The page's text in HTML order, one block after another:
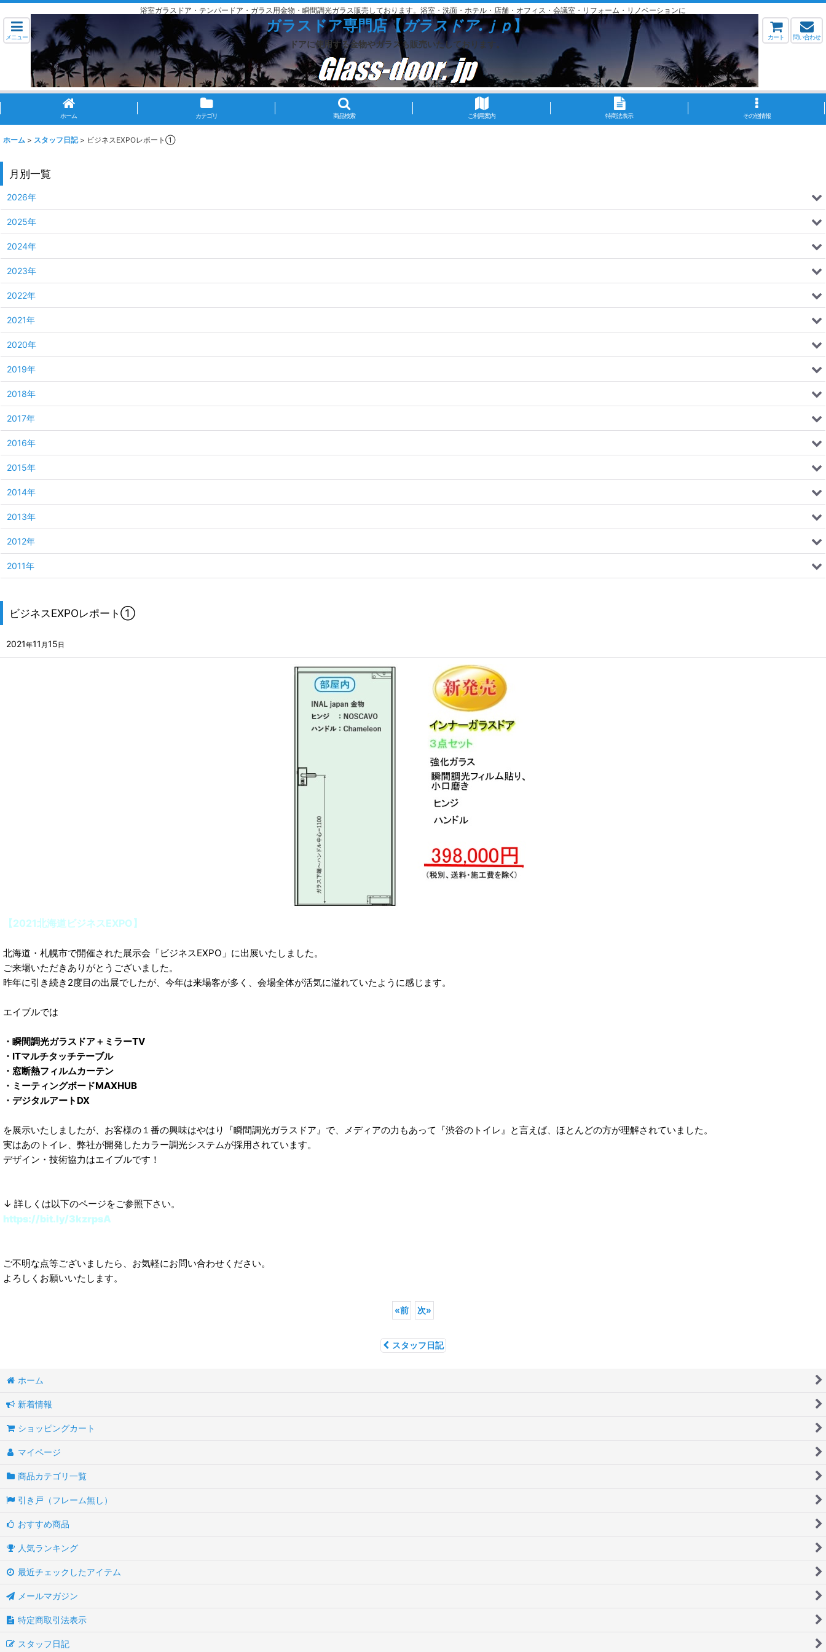
浴室ガラスドア・テンパードア・ガラス用金物・瞬間調光ガラス販売しております。浴室・洗面・ホテル・店舗・オフィス・会議室・リフォーム・リノベーションに
メニュー
ガラスドア専門店【ガラスドア.ｊｐ】
ドアに使用する金物やガラスも販売いたしております。
カート 問い合わせ
ホーム カテゴリ 商品検索 ご利用案内 特商法表示 その他情報
ホーム > スタッフ日記 > ビジネスEXPOレポート①
ビジネスEXPOレポート①
2021年11 月15日
【2021北海道ビジネスEXPO】
北海道・札幌市で開催された展示会「ビジネスEXPO」に出展いたしました。
ご来場いただきありがとうございました。
昨年に引き続き2度目の出展でしたが、今年は来場客が多く、会場全体が活気に溢れていたように感じます。
エイブルでは
・瞬間調光ガラスドア＋ミラーTV
・ITマルチタッチテーブル
・窓断熱フィルムカーテン
・ミーティングボードMAXHUB
・デジタルアートDX
を展示いたしましたが、お客様の１番の興味はやはり『瞬間調光ガラスドア』で、メディアの力もあって『渋谷のトイレ』と言えば、ほとんどの方が理解されていました。
実はあのトイレ、弊社が開発したカラー調光システムが採用されています。
デザイン・技術協力はエイブルです！
↓ 詳しくは以下のページをご参照下さい。
https://bit.ly/3kzrpsA
ご不明な点等ございましたら、お気軽にお問い合わせください。
よろしくお願いいたします。
«前 次»
スタッフ日記
月別一覧
2026年
2025年
2024年
2023年
2022年
2021年
2020年
2019年
2018年
2017年
2016年
2015年
2014年
2013年
2012年
2011年
ホーム
新着情報
ショッピングカート
マイページ
商品カテゴリ一覧
引き戸（フレーム無し）
おすすめ商品
人気ランキング
最近チェックしたアイテム
メールマガジン
特定商取引法表示
スタッフ日記